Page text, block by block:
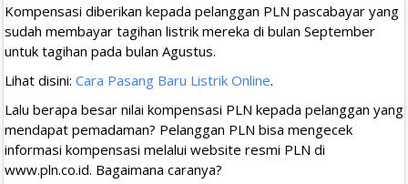
Kompensasi diberikan kepada pelanggan PLN pascabayar yang
sudah membayar tagihan listrik mereka di bulan September
untuk tagihan pada bulan Agustus.
Lihat disini: Cara Pasang Baru Listrik Online.
Lalu berapa besar nilai kompensasi PLN kepada pelanggan yang
mendapat pemadaman? Pelanggan PLN bisa mengecek
informasi kompensasi melalui website resmi PLN di
www.pln.co.id. Bagaimana caranya?